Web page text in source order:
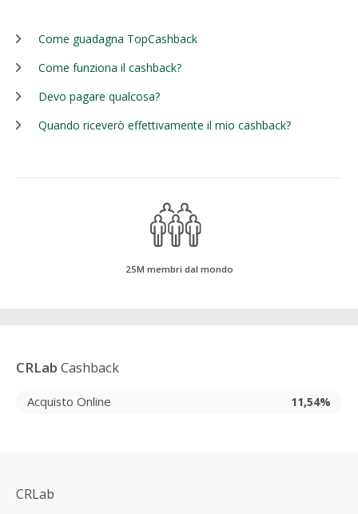
Come guadagna TopCashback
Come funziona il cashback?
Devo pagare qualcosa?
Quando riceverò effettivamente il mio cashback?
25M membri dal mondo
CRLab Cashback
Acquisto Online 11,54%
CRLab